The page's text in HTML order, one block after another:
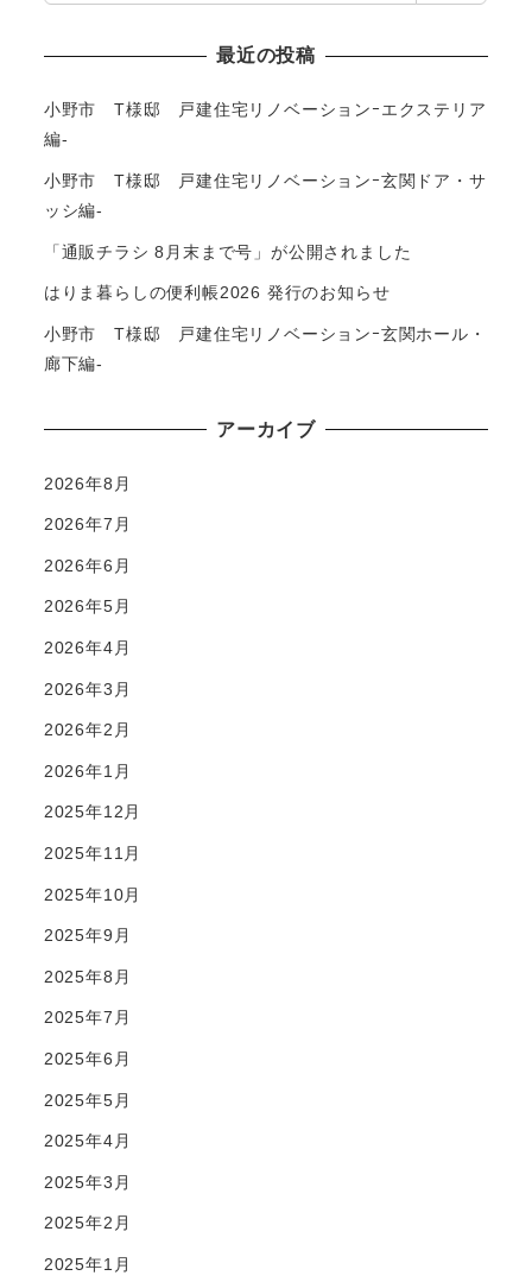
最近の投稿
小野市 T様邸 戸建住宅リノベーションｰエクステリア
編-
小野市 T様邸 戸建住宅リノベーションｰ玄関ドア・サ
ッシ編-
「通販チラシ 8月末まで号」が公開されました
はりま暮らしの便利帳2026 発行のお知らせ
小野市 T様邸 戸建住宅リノベーションｰ玄関ホール・
廊下編-
アーカイブ
2026年8月
2026年7月
2026年6月
2026年5月
2026年4月
2026年3月
2026年2月
2026年1月
2025年12月
2025年11月
2025年10月
2025年9月
2025年8月
2025年7月
2025年6月
2025年5月
2025年4月
2025年3月
2025年2月
2025年1月